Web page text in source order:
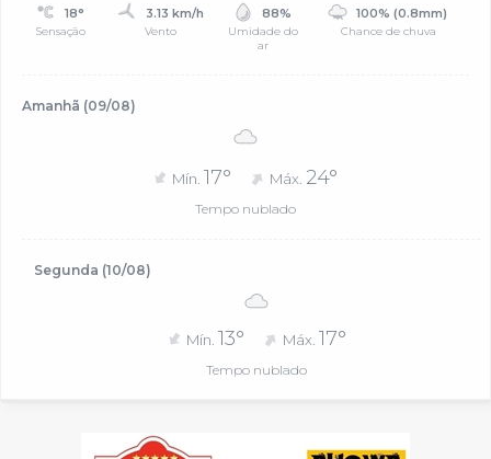
18°
Sensação
3.13 km/h
Vento
88%
Umidade do
ar
100% (0.8mm)
Chance de chuva
Amanhã (09/08)
Mín. 17° Máx. 24°
Tempo nublado
Segunda (10/08)
Mín. 13° Máx. 17°
Tempo nublado